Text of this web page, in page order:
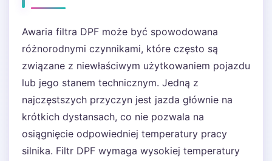
Awaria filtra DPF może być spowodowana
różnorodnymi czynnikami, które często są
związane z niewłaściwym użytkowaniem pojazdu
lub jego stanem technicznym. Jedną z
najczęstszych przyczyn jest jazda głównie na
krótkich dystansach, co nie pozwala na
osiągnięcie odpowiedniej temperatury pracy
silnika. Filtr DPF wymaga wysokiej temperatury